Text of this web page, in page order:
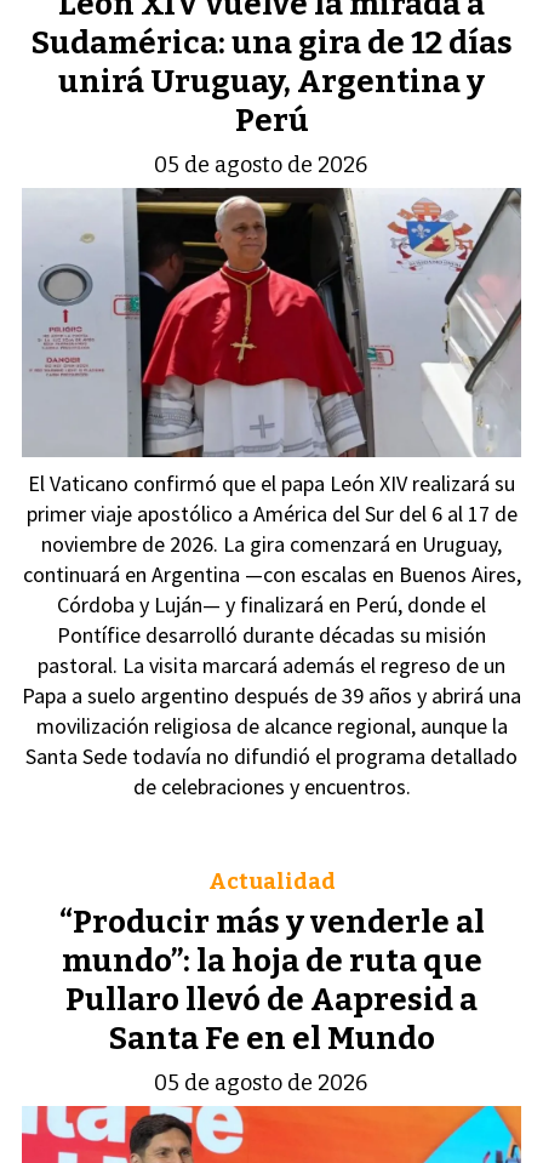
Sudamérica: una gira de 12 días
unirá Uruguay, Argentina y
Perú
05 de agosto de 2026
El Vaticano confirmó que el papa León XIV realizará su
primer viaje apostólico a América del Sur del 6 al 17 de
noviembre de 2026. La gira comenzará en Uruguay,
continuará en Argentina —con escalas en Buenos Aires,
Córdoba y Luján— y finalizará en Perú, donde el
Pontífice desarrolló durante décadas su misión
pastoral. La visita marcará además el regreso de un
Papa a suelo argentino después de 39 años y abrirá una
movilización religiosa de alcance regional, aunque la
Santa Sede todavía no difundió el programa detallado
de celebraciones y encuentros.
“Producir más y venderle al
mundo”: la hoja de ruta que
Pullaro llevó de Aapresid a
Santa Fe en el Mundo
Actualidad
05 de agosto de 2026